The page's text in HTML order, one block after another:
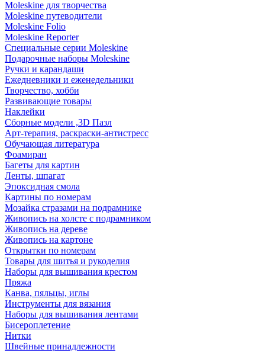
Moleskine для творчества
Moleskine путеводители
Moleskine Folio
Moleskine Reporter
Специальные серии Moleskine
Подарочные наборы Moleskine
Ручки и карандаши
Ежедневники и еженедельники
Творчество, хобби
Развивающие товары
Наклейки
Сборные модели ,3D Пазл
Арт-терапия, раскраски-антистресс
Обучающая литература
Фоамиран
Багеты для картин
Ленты, шпагат
Эпоксидная смола
Картины по номерам
Мозайка стразами на подрамнике
Живопись на холсте с подрамником
Живопись на дереве
Живопись на картоне
Открытки по номерам
Товары для шитья и рукоделия
Наборы для вышивания крестом
Пряжа
Канва, пяльцы, иглы
Инструменты для вязания
Наборы для вышивания лентами
Бисероплетение
Нитки
Швейные принадлежности